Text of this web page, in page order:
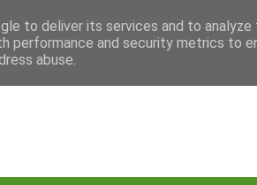
to deliver its services and to analyze
performance and security metrics to
abuse.